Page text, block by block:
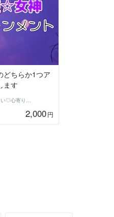
ちらか1つア
ます
MAKO（マコ）占い♡心寄り添うヒーラー
2,000円